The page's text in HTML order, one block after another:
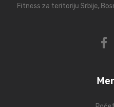
Fitness za teritoriju Srbije,